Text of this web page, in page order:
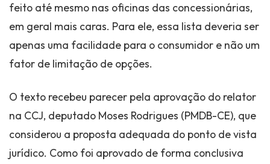
feito até mesmo nas oficinas das concessionárias,
em geral mais caras. Para ele, essa lista deveria ser
apenas uma facilidade para o consumidor e não um
fator de limitação de opções.
O texto recebeu parecer pela aprovação do relator
na CCJ, deputado Moses Rodrigues (PMDB-CE), que
considerou a proposta adequada do ponto de vista
jurídico. Como foi aprovado de forma conclusiva